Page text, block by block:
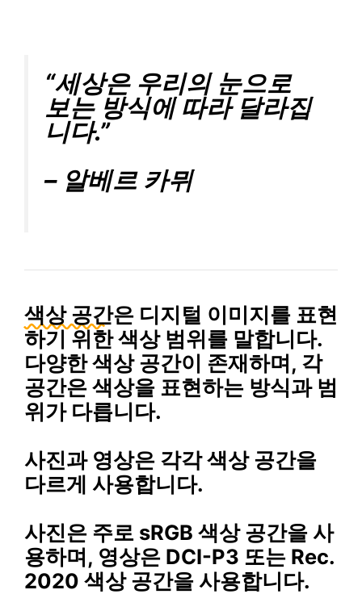
“세상은 우리의 눈으로
보는 방식에 따라 달라집
니다.”
– 알베르 카뮈
색상 공간은 디지털 이미지를 표현
하기 위한 색상 범위를 말합니다.
다양한 색상 공간이 존재하며, 각
공간은 색상을 표현하는 방식과 범
위가 다릅니다.
사진과 영상은 각각 색상 공간을
다르게 사용합니다.
사진은 주로 sRGB 색상 공간을 사
용하며, 영상은 DCI-P3 또는 Rec.
2020 색상 공간을 사용합니다.